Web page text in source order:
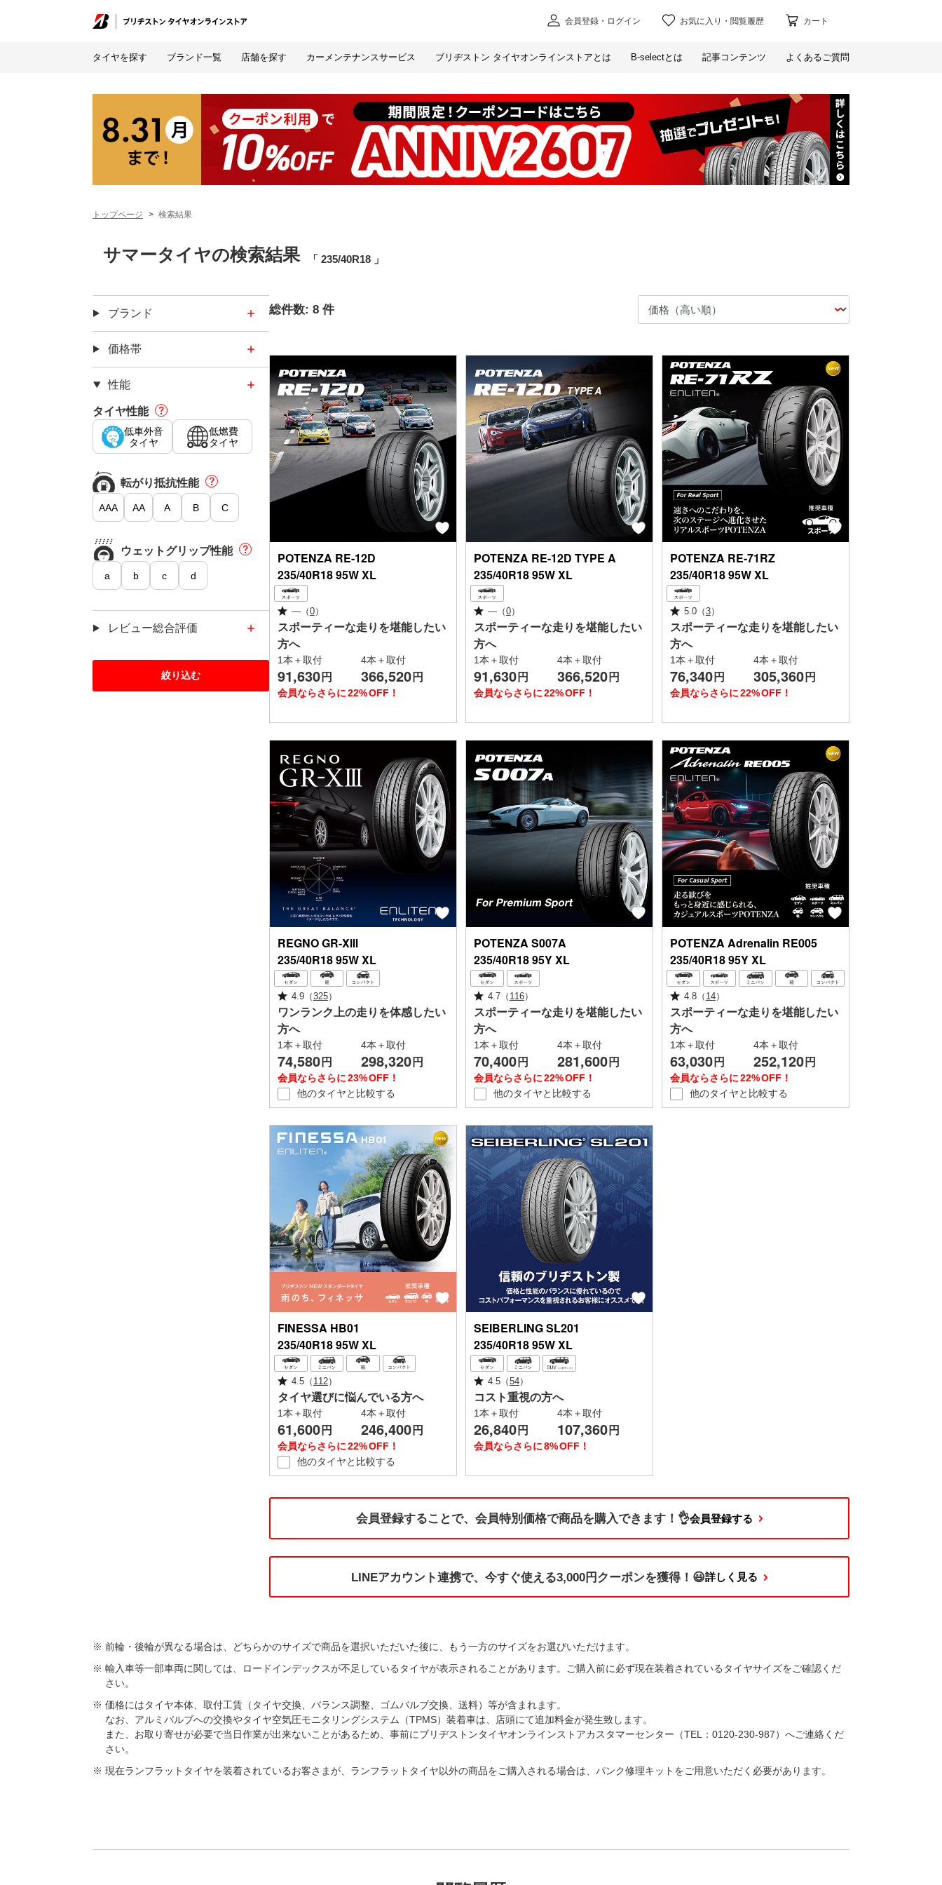
会員登録・ログイン お気に入り ・ 閲覧履歴 カート
タイヤを探す ブランド一覧 店舗を探す カー メンテナンスサービス ブリヂストン タイヤオンラインストアとは B-selectとは 記事コンテンツ よくあるご質問
トップページ 検索結果
サマータイヤの検索結果 235/40R18
タイヤ
ブランド
価格帯
性能
タイヤ性能
低車外音
タイヤ
低燃費
タイヤ
転がり抵抗性能
AAA AA A B C
ウェット グリップ性能
a b c d
レビュー総合評価
この内容で
絞り込む
総件数: 8 件
POTENZA RE-12D
235/40R18 95W XL
—（0）
スポーティーな走りを堪能したい
方へ
1本＋取付
91,630 円
4本＋取付
366,520 円
会員ならさらに22%OFF！
POTENZA RE-12D TYPE A
235/40R18 95W XL
—（0）
スポーティーな走りを堪能したい
方へ
1本＋取付
91,630 円
4本＋取付
366,520 円
会員ならさらに22%OFF！
POTENZA RE-71RZ
235/40R18 95W XL
5.0（3）
スポーティーな走りを堪能したい
方へ
1本＋取付
76,340 円
4本＋取付
305,360 円
会員ならさらに22%OFF！
REGNOGR-XⅢ
235/40R18 95W XL
4.9（325）
ワンランク上の走りを体感したい
方へ
1本＋取付
74,580 円
4本＋取付
298,320 円
会員ならさらに23%OFF！
他のタイヤと 比較する
POTENZA S007A
235/40R18 95Y XL
4.7（ 116）
スポーティーな走りを堪能したい
方へ
1本＋取付
70,400 円
4本＋取付
281,600 円
会員ならさらに22%OFF！
他のタイヤと 比較する
POTENZA Adrenalin RE005
235/40R18 95Y XL
4.8（ 14）
スポーティーな走りを堪能したい
方へ
1本＋取付
63,030 円
4本＋取付
252,120 円
会員ならさらに22%OFF！
他のタイヤと 比較する
FINESSA HB01
235/40R18 95W XL
4.5（ 112）
タイヤ選びに悩んでいる方へ
1本＋取付
61,600 円
4本＋取付
246,400 円
会員ならさらに22%OFF！
他のタイヤと 比較する
SEIBERLINGSL201
235/40R18 95W XL
4.5（54）
コスト重視の方へ
1本＋取付
26,840 円
4本＋取付
107,360 円
会員ならさらに8%OFF！
会員登録することで、 会員特別価格で商品を購入できます！👌会員登録する
LINEアカウント連携で、 今すぐ使える3,000円クーポンを獲得！😃詳しく見る
前輪・後輪が異なる場合は、どちらかのサイズで商品を選択いただいた後に、もう一方のサイズをお選びいただけます。​
輸入車等一部車両に関しては、ロードインデックスが不足しているタイヤが表示されることがあります。ご購入前に必ず現在装着されているタイヤサイズをご確認くだ
さい。
価格にはタイヤ本体、取付工賃（タイヤ交換、バランス調整、ゴムバルブ交換、送料）等が含まれます。
なお、アルミバルブへの交換やタイヤ空気圧モニタリングシステム（TPMS）装着車は、店頭にて追加料金が発生致します。
また、お取り寄せが必要で当日作業が出来ないことがあるため、事前にブリヂストンタイヤオンラインストアカスタマーセンター（TEL：0120-230-987）へご連絡くだ
さい。
現在ランフラットタイヤを装着されているお客さまが、ランフラットタイヤ以外の商品をご購入される場合は、パンク修理キットをご用意いただく必要があります。